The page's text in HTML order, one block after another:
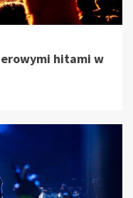
hitami w